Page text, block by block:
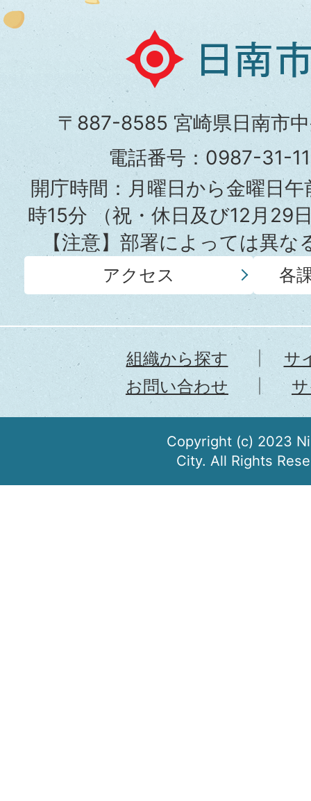
日
南
市
役
所
〒887-8585 宮崎県日南市
電話番号：0987-31-
開庁時間：月曜日から金曜日
時15分（祝・休日及び12月29
【注意】部署によっては異
アクセス 各
組織から探す
サ
お問い合わせ
Copyright (c) 2023
City. All Rights